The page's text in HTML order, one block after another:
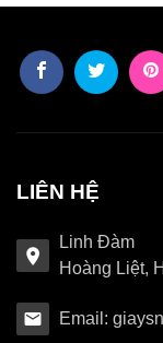
LIÊN HỆ
Linh Đàm
Hoàng Liệt,
Email: